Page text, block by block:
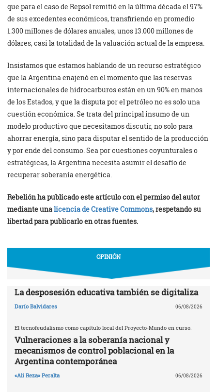
que para el caso de Repsol remitió en la última década el 97%
de sus excedentes económicos, transfiriendo en promedio
1.300 millones de dólares anuales, unos 13.000 millones de
dólares, casi la totalidad de la valuación actual de la empresa.
Insistamos que estamos hablando de un recurso estratégico
que la Argentina enajenó en el momento que las reservas
internacionales de hidrocarburos están en un 90% en manos
de los Estados, y que la disputa por el petróleo no es solo una
cuestión económica. Se trata del principal insumo de un
modelo productivo que necesitamos discutir, no solo para
ahorrar energía, sino para disputar el sentido de la producción
y por ende del consumo. Sea por cuestiones coyunturales o
estratégicas, la Argentina necesita asumir el desafío de
recuperar soberanía energética.
Rebelión ha publicado este artículo con el permiso del autor
mediante unalicencia de Creative Commons, respetando su
libertad para publicarlo en otras fuentes.
OPINIÓN
La desposesión educativa también se digitaliza
Darío Balvidares 06/08/2026
El tecnofeudalismo como capítulo local del Proyecto-Mundo en curso.
Vulneraciones a la soberanía nacional y
mecanismos de control poblacional en la
Argentina contemporánea
«Ali Reza» Peralta 06/08/2026